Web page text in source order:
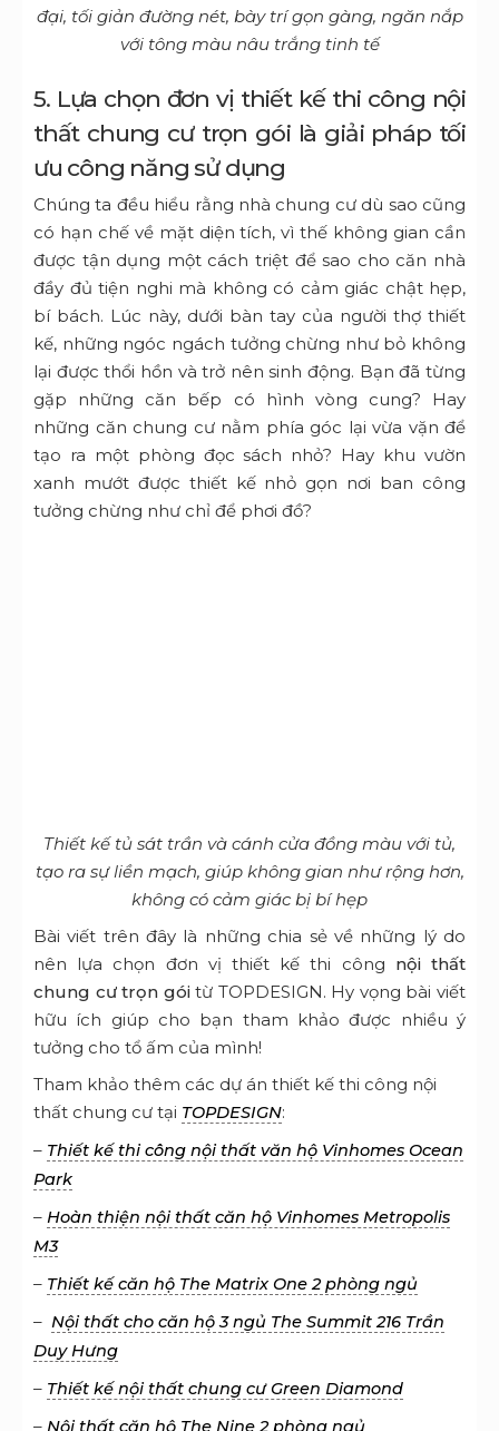
đại, tối giản đường nét, bày trí gọn gàng, ngăn nắp
với tông màu nâu trắng tinh tế
5. Lựa chọn đơn vị thiết kế thi công nội
thất chung cư trọn gói là giải pháp tối
ưu công năng sử dụng
Chúng ta đều hiểu rằng nhà chung cư dù sao cũng
có hạn chế về mặt diện tích, vì thế không gian cần
được tận dụng một cách triệt để sao cho căn nhà
đầy đủ tiện nghi mà không có cảm giác chật hẹp,
bí bách. Lúc này, dưới bàn tay của người thợ thiết
kế, những ngóc ngách tưởng chừng như bỏ không
lại được thổi hồn và trở nên sinh động. Bạn đã từng
gặp những căn bếp có hình vòng cung? Hay
những căn chung cư nằm phía góc lại vừa vặn để
tạo ra một phòng đọc sách nhỏ? Hay khu vườn
xanh mướt được thiết kế nhỏ gọn nơi ban công
tưởng chừng như chỉ để phơi đồ?
tưởng cho tổ ấm của mình!
Tham khảo thêm các dự án thiết kế thi công nội
thất chung cư tạiTOPDESIGN:
–Thiết kế thi công nội thất văn hộ Vinhomes Ocean
Park
–Hoàn thiện nội thất căn hộ Vinhomes Metropolis
M3
–Nội thất cho căn hộ 3 ngủ The Summit 216 Trần
–Thiết kế nội thất chung cư Green Diamond
– Nội thất căn hộ The Nine 2 phòng ngủ
TOPDESIGN là đơn vị đã có hơn 10 năm làm việc
trong ngànhthiết kế kiến trúc–thiết kế nội thất
những công trình thiết kế mang dấu ấn riêng cũng
chất lượng thi công an toàn, bền vững. Tham khảo
thông tin tạihttps://topdesign.com.vn/. Liên hệ
hotline 0966651888